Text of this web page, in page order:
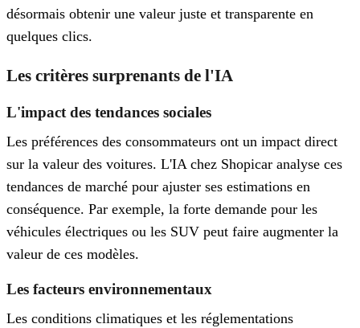
désormais obtenir une valeur juste et transparente en
quelques clics.
Les critères surprenants de l'IA
L'impact des tendances sociales
Les préférences des consommateurs ont un impact direct
sur la valeur des voitures. L'IA chez Shopicar analyse ces
tendances de marché pour ajuster ses estimations en
conséquence. Par exemple, la forte demande pour les
véhicules électriques ou les SUV peut faire augmenter la
valeur de ces modèles.
Les facteurs environnementaux
Les conditions climatiques et les réglementations